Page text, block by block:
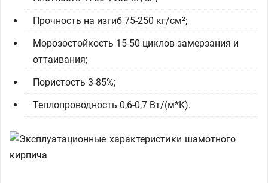
Прочность на изгиб 75-250 кг/см²;
Морозостойкость 15-50 циклов замерзания и
оттаивания;
Пористость 3-85%;
Теплопроводность 0,6-0,7 Вт/(м*К).